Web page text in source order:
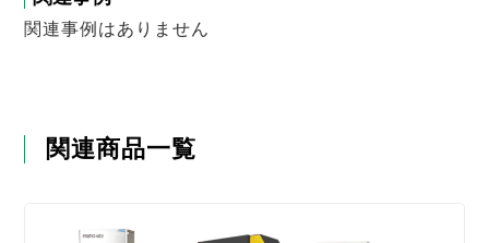
関連事例はありません
関連商品一覧